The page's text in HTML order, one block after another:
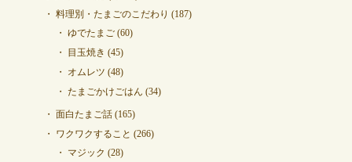
料理別・たまごのこだわり (187)
ゆでたまご(60)
目玉焼き (45)
オムレツ (48)
たまごかけごはん (34)
面白たまご話(165)
ワクワクすること (266)
マジック (28)